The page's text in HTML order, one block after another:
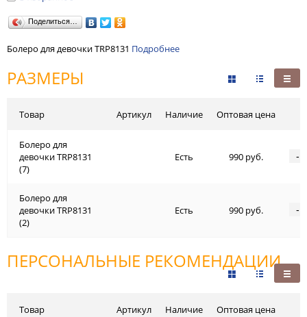
Поделиться…
Болеро для девочки TRP8131 Подробнее
РАЗМЕРЫ
Товар
Болеро для
девочки TRP8131
(7)
Болеро для
девочки TRP8131
(2)
Артикул Наличие Оптовая цена
Есть 990 руб. -
Есть 990 руб. -
ПЕРСОНАЛЬНЫЕ РЕКОМЕНДАЦИИ
Товар Артикул Наличие Оптовая цена